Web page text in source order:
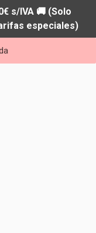
s/IVA 🚚 (Solo
especiales)